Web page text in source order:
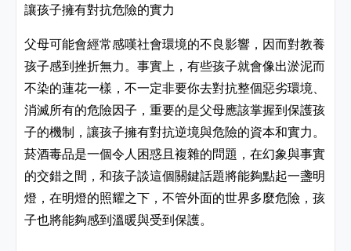
讓孩子擁有對抗危險的實力
父母可能會經常感嘆社會環境的不良影響，因而對教養
孩子感到挫折無力。事實上，有些孩子就會像出淤泥而
不染的蓮花一樣，不一定非要你去對抗整個惡劣環境、
消滅所有的危險因子，重要的是父母應該掌握到保護孩
子的機制，讓孩子擁有對抗逆境與危險的資本和實力。
菸酒毒品是一個令人困惑且複雜的問題，在幻象與事實
的交錯之間，和孩子談這個關鍵話題將能夠點起一盞明
燈，在明燈的照耀之下，不管外面的世界多麼危險，孩
子也將能夠感到溫暖與受到保護。